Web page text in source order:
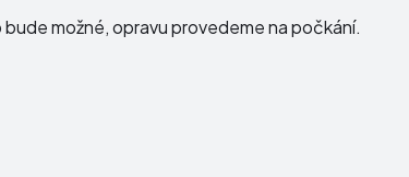
možné, opravu provedeme na počkání.